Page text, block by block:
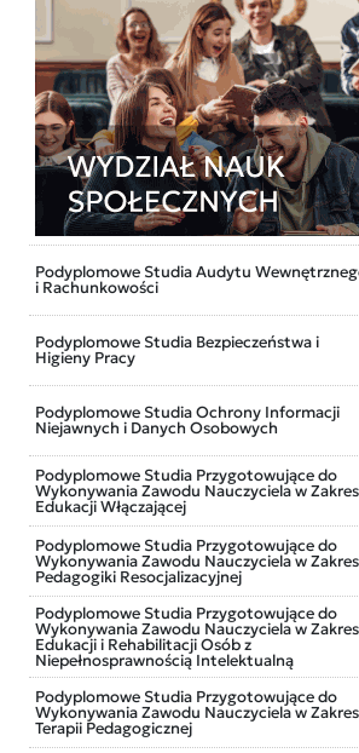
Podyplomowe Studia Audytu
i Rachunkowości
Podyplomowe Studia Bezpieczeństwa i
Higieny Pracy
Podyplomowe Studia Ochrony Informacji
Niejawnych i Danych Osobowych
Podyplomowe Studia Przygotowujące do
Wykonywania Zawodu Nauczyciela w
Edukacji Włączającej
Podyplomowe Studia Przygotowujące do
Wykonywania Zawodu Nauczyciela w
Pedagogiki Resocjalizacyjnej
Podyplomowe Studia Przygotowujące do
Wykonywania Zawodu Nauczyciela w
Edukacji i Rehabilitacji Osób z
Niepełnosprawnością Intelektualną
Podyplomowe Studia Przygotowujące do
Wykonywania Zawodu Nauczyciela w
Terapii Pedagogicznej